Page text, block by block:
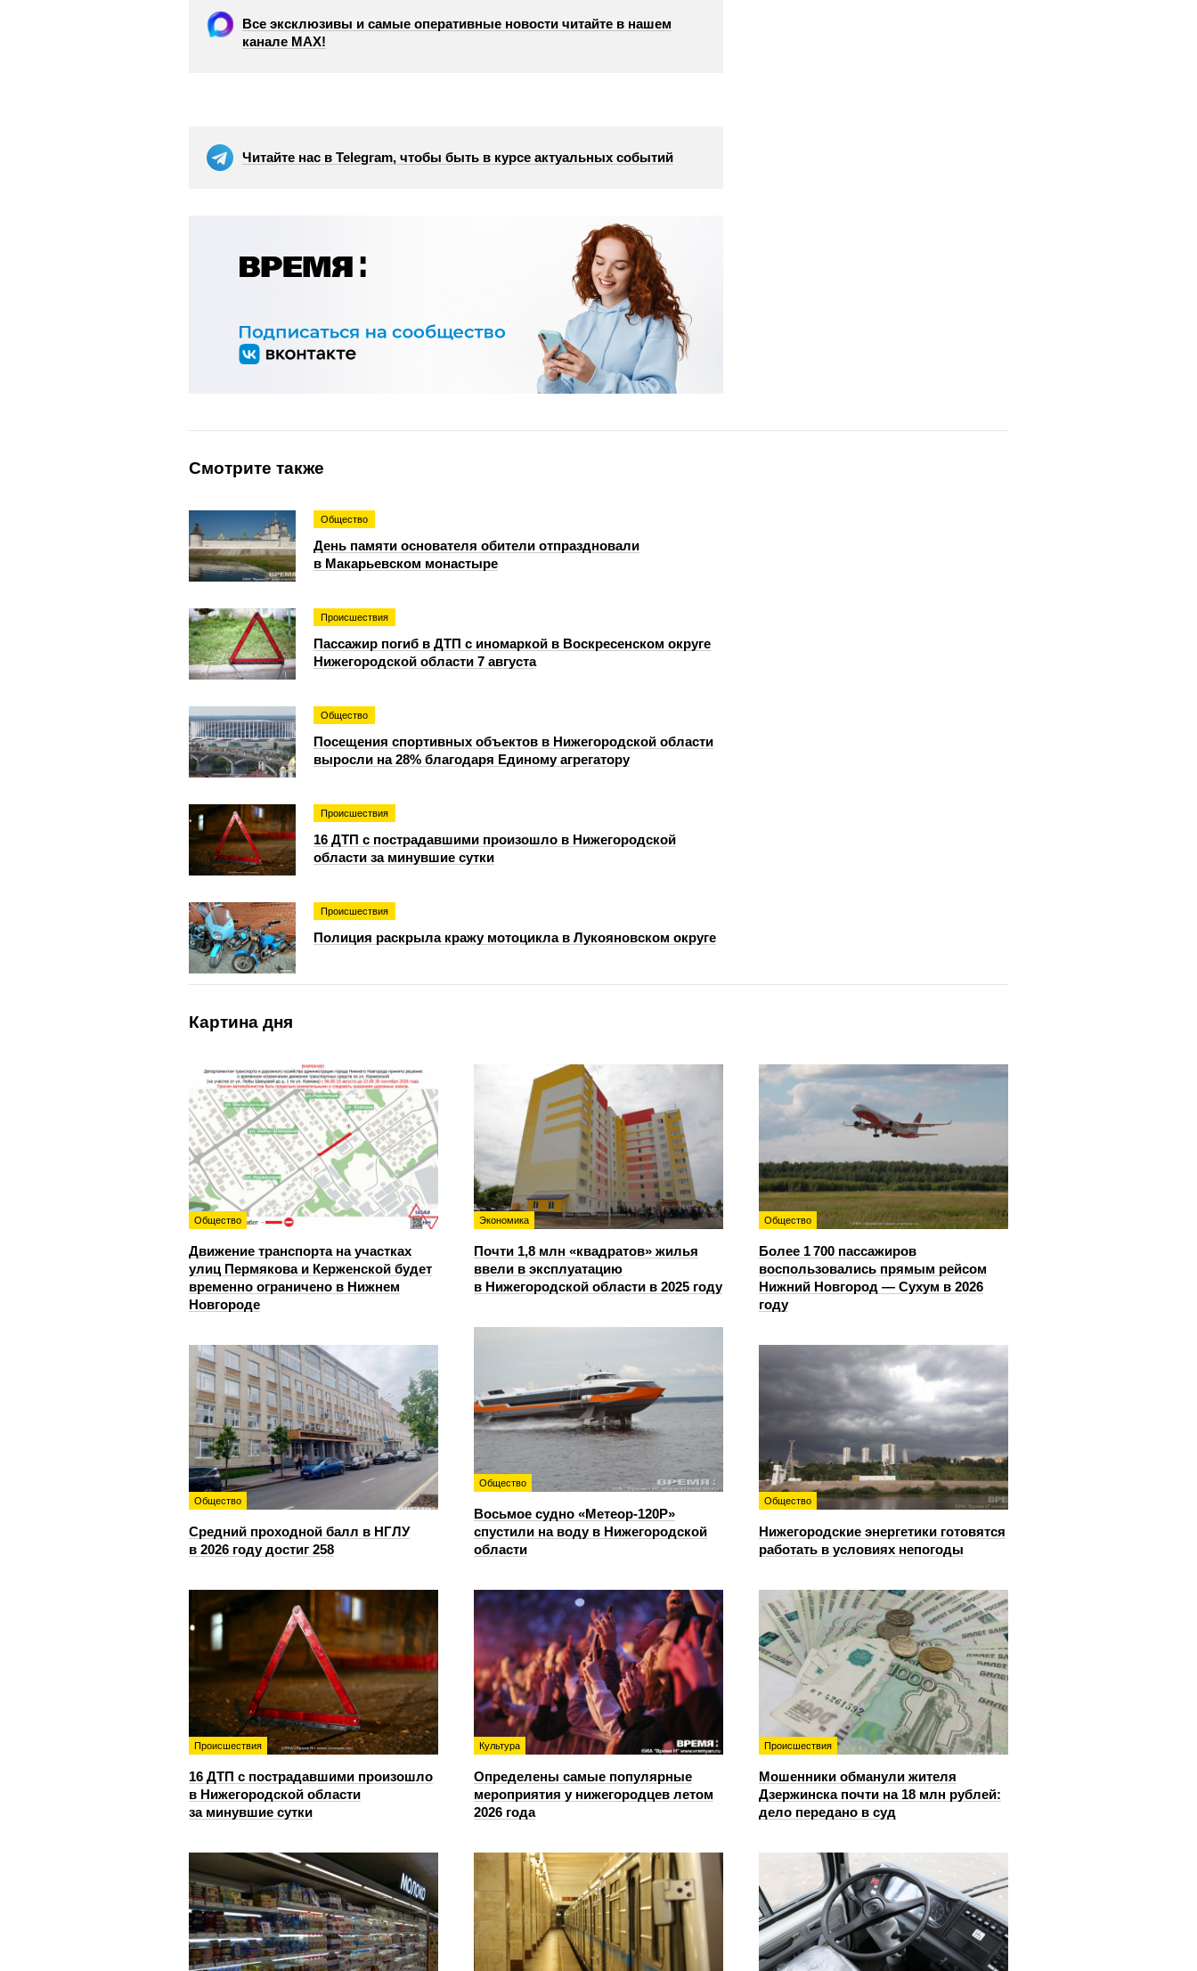
Все эксклюзивы и самые оперативные новости читайте в нашем
канале МАХ!
Читайте нас в Telegram, чтобы быть в курсе актуальных событий
Смотрите также
Общество
День памяти основателя обители отпраздновали
в Макарьевском монастыре
Происшествия
Пассажир погиб в ДТП с иномаркой в Воскресенском округе
Нижегородской области 7 августа
Общество
Посещения спортивных объектов в Нижегородской области
выросли на 28% благодаря Единому агрегатору
Происшествия
16 ДТП с пострадавшими произошло в Нижегородской
области за минувшие сутки
Происшествия
Полиция раскрыла кражу мотоцикла в Лукояновском округе
Картина дня
Общество
Движение транспорта на участках
улиц Пермякова и Керженской будет
временно ограничено в Нижнем
Новгороде
Экономика
Почти 1,8 млн «квадратов» жилья
ввели в эксплуатацию
в Нижегородской области в 2025 году
Общество
Более 1 700 пассажиров
воспользовались прямым рейсом
Нижний Новгород — Сухум в 2026
году
Общество
Восьмое судно «Метеор-120Р»
спустили на воду в Нижегородской
области
Общество
Средний проходной балл в НГЛУ
в 2026 году достиг 258
Общество
Нижегородские энергетики готовятся
работать в условиях непогоды
Происшествия
16 ДТП с пострадавшими произошло
в Нижегородской области
за минувшие сутки
Культура
Определены самые популярные
мероприятия у нижегородцев летом
2026 года
Происшествия
Мошенники обманули жителя
Дзержинска почти на 18 млн рублей:
дело передано в суд